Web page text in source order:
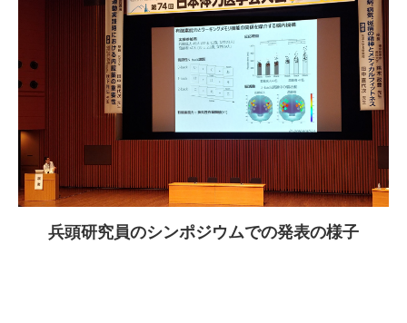
兵頭研究員のシンポジウムでの発表の様子